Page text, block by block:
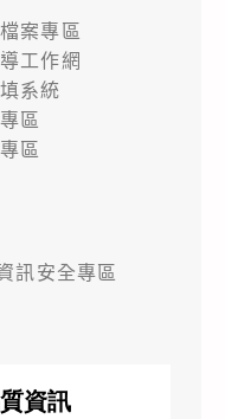
案專區
工作網
系統
區
區
訊安全專區